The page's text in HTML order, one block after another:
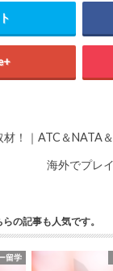
材！｜ATC＆NATA
海外でプレ
らの記事も人気です。
留学